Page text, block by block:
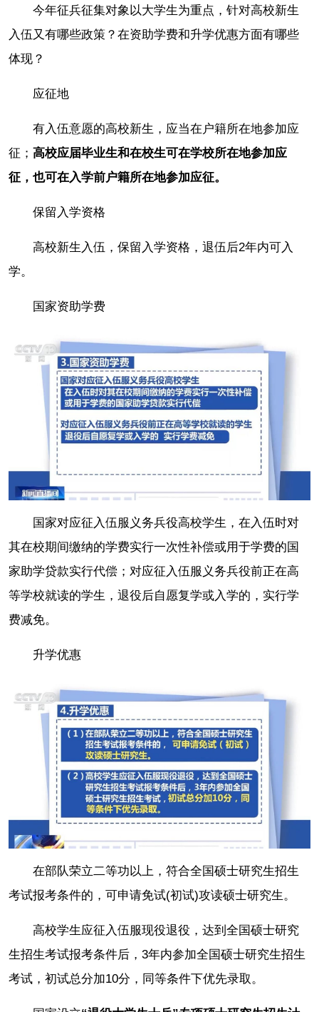
今年征兵征集对象以大学生为重点，针对高校新生
入伍又有哪些政策？在资助学费和升学优惠方面有哪些
体现？
应征地
有入伍意愿的高校新生，应当在户籍所在地参加应
征； 高校应届毕业生和在校生可在学校所在地参加应
征，也可在入学前户籍所在地参加应征。
保留入学资格
高校新生入伍，保留入学资格，退伍后2年内可入
学。
国家资助学费
国家对应征入伍服义务兵役高校学生，在入伍时对
其在校期间缴纳的学费实行一次性补偿或用于学费的国
家助学贷款实行代偿；对应征入伍服义务兵役前正在高
等学校就读的学生，退役后自愿复学或入学的，实行学
费减免。
升学优惠
在部队荣立二等功以上，符合全国硕士研究生招生
考试报考条件的，可申请免试(初试)攻读硕士研究生。
高校学生应征入伍服现役退役，达到全国硕士研究
生招生考试报考条件后，3年内参加全国硕士研究生招生
考试，初试总分加10分，同等条件下优先录取。